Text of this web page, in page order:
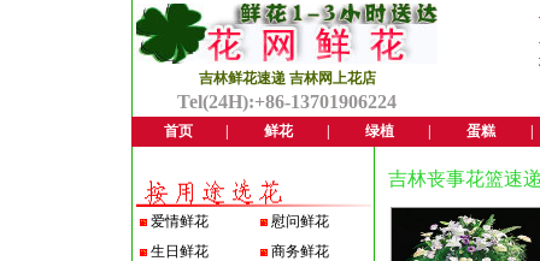
吉林鲜花速递 吉林网上花店
Tel(24H):+86-13701906224
首页 鲜花 绿植 蛋糕
爱情鲜花
慰问鲜花
生日鲜花
商务鲜花
吉林丧事花篮速